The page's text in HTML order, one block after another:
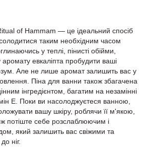
of Hammam — це ідеальний спосіб
таким необхідним часом
у теплі, пінисті обійми,
евкаліпта пробудити ваші
Але не лише аромат залишить вас у
Піна для ванни також збагачена
інгредієнтом, багатим на незамінні
E. Поки ви насолоджуєтеся ванною,
вашу шкіру, роблячи її м'якою,
потіште себе розслаблюючим і
який залишить вас свіжими та
ніг.